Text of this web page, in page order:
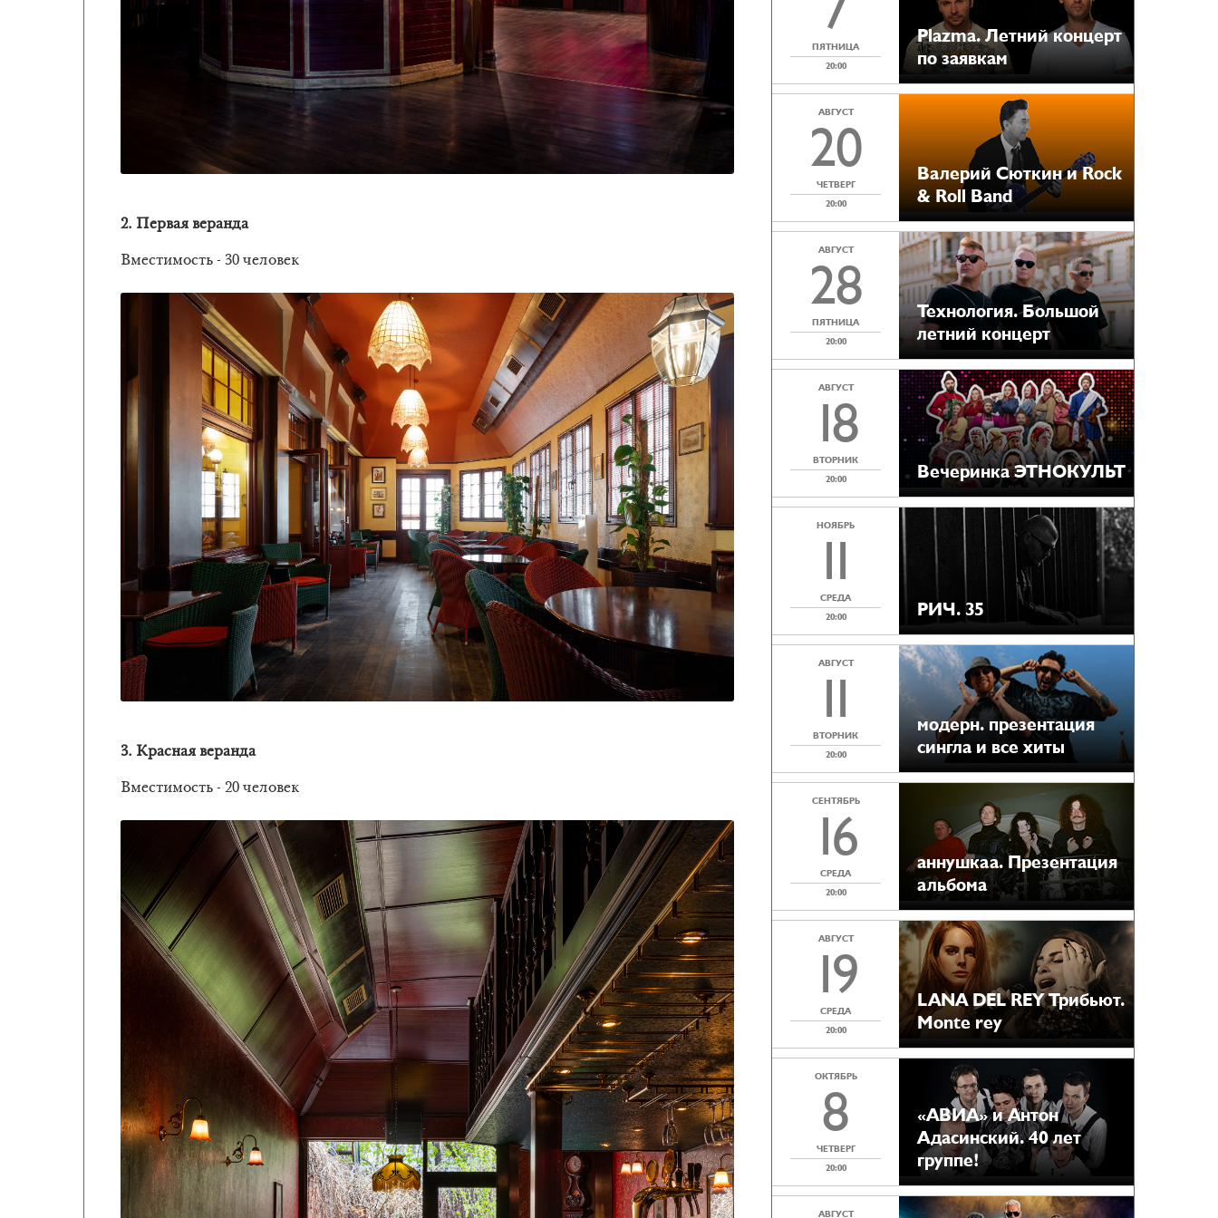
2. Первая веранда
Вместимость - 30 человек
3. Красная веранда
Вместимость - 20 человек
ПЯТНИЦА
20:00
Plazma. Летний концерт
по заявкам
АВГУСТ
20
ЧЕТВЕРГ
20:00
Валерий Сюткин и Rock
& Roll Band
АВГУСТ
28
ПЯТНИЦА
20:00
Технология. Большой
летний концерт
АВГУСТ
18
ВТОРНИК
20:00
Вечеринка ЭТНОКУЛЬТ
НОЯБРЬ
11
СРЕДА
20:00
РИЧ. 35
АВГУСТ
11
ВТОРНИК
20:00
модерн. презентация
сингла и все хиты
СЕНТЯБРЬ
16
СРЕДА
20:00
аннушкаа. Презентация
альбома
АВГУСТ
19
СРЕДА
20:00
LANA DEL REY Трибьют.
Monte rey
ОКТЯБРЬ
8
ЧЕТВЕРГ
20:00
«АВИА» и Антон
Адасинский. 40 лет
группе!
АВГУСТ